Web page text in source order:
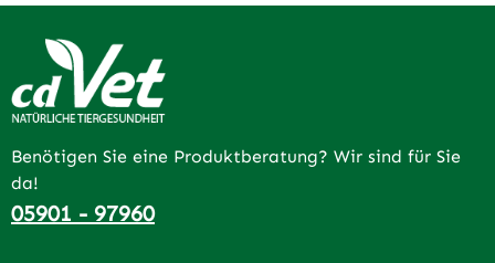
Benötigen Sie eine Produktberatung? Wir sind für Sie
da!
05901 - 97960